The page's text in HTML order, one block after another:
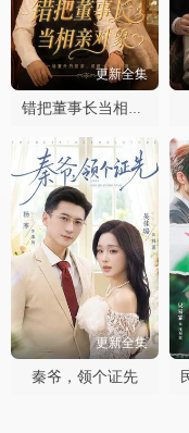
更新全集
错把董事长当相亲对象
更新全集
秦爷，领个证先